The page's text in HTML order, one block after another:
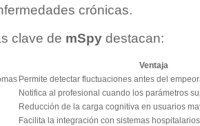
crónicas.
clave de mSpy destacan:
Ventaja
Permite detectar fluctuaciones antes del
Notifica al profesional cuando los parámetros
Reducción de la carga cognitiva en usuarios
Facilita la integración con sistemas